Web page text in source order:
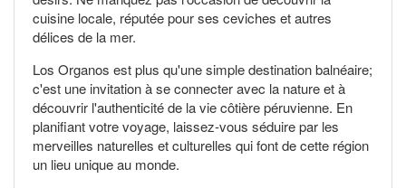
cuisine locale, réputée pour ses ceviches et autres
délices de la mer.
Los Organos est plus qu'une simple destination balnéaire;
c'est une invitation à se connecter avec la nature et à
découvrir l'authenticité de la vie côtière péruvienne. En
planifiant votre voyage, laissez-vous séduire par les
merveilles naturelles et culturelles qui font de cette région
un lieu unique au monde.